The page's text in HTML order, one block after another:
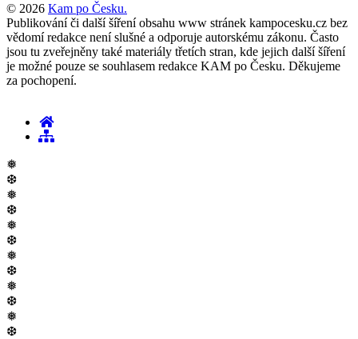
© 2026 Kam po Česku.
Publikování či další šíření obsahu www stránek kampocesku.cz bez
vědomí redakce není slušné a odporuje autorskému zákonu. Často
jsou tu zveřejněny také materiály třetích stran, kde jejich další šíření
je možné pouze se souhlasem redakce KAM po Česku. Děkujeme
za pochopení.
❅
❆
❅
❆
❅
❆
❅
❆
❅
❆
❅
❆